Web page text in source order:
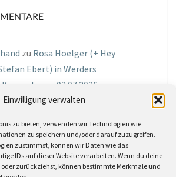
Einwilligung verwalten
zu bieten, verwenden wir Technologien wie
zu speichern und/oder darauf zuzugreifen.
zustimmst, können wir Daten wie das
IDs auf dieser Website verarbeiten. Wenn du deine
zurückziehst, können bestimmte Merkmale und
zu Rosa Hoelger (+ Hey
Ebert) in Werders
am 03.07.2026
vom 08.09.2025 mit Joe Astray
zuMiri in the Green in der
am 30.05.2026